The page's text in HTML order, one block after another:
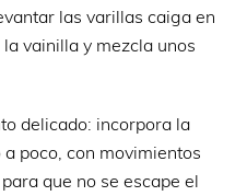
las varillas caiga en
vainilla y mezcla unos
delicado: incorpora la
poco, con movimientos
que no se escape el